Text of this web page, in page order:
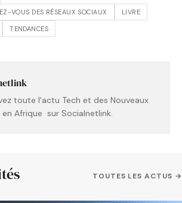
VOUS DES RÉSEAUX SOCIAUX
LIVRE
TENDANCES
toute l'actu Tech et des Nouveaux
en Afrique sur Socialnetlink.
TOUTES LES ACTUS →